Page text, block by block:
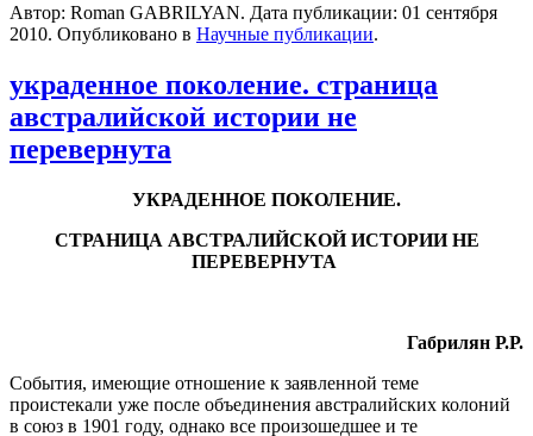
Автор: Roman GABRILYAN. Дата публикации: 01 сентября
2010. Опубликовано в Научные публикации.
украденное поколение. страница
австралийской истории не
перевернута
УКРАДЕННОЕ ПОКОЛЕНИЕ.
СТРАНИЦА АВСТРАЛИЙСКОЙ ИСТОРИИ НЕ
ПЕРЕВЕРНУТА
Габрилян Р.Р.
События, имеющие отношение к заявленной теме
проистекали уже после объединения австралийских колоний
в союз в 1901 году, однако все произошедшее и те